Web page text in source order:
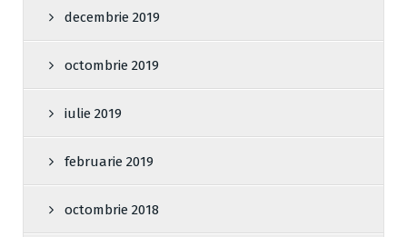
decembrie 2019
octombrie 2019
iulie 2019
februarie 2019
octombrie 2018